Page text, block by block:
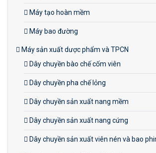
Máy tạo hoàn mềm
Máy bao đường
Máy sản xuất dược phẩm và TPCN
Dây chuyền bào chế cốm viên
Dây chuyền pha chế lỏng
Dây chuyền sản xuất nang mềm
Dây chuyền sản xuất nang cứng
Dây chuyền sản xuất viên nén và bao